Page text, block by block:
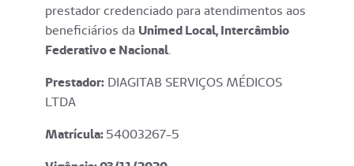
prestador credenciado para atendimentos aos
beneficiários da Unimed Local, Intercâmbio
Federativo e Nacional.
Prestador: DIAGITAB SERVIÇOS MÉDICOS
LTDA
Matrícula:54003267-5